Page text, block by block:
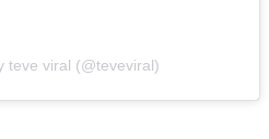
teve viral (@teveviral)